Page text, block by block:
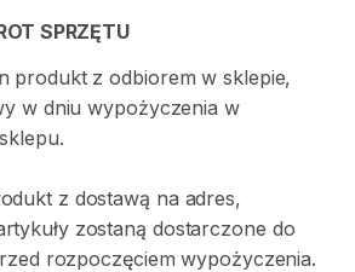
SPRZĘTU
produkt z odbiorem w sklepie,
w dniu wypożyczenia w
z dostawą na adres,
zostaną dostarczone do
rozpoczęciem wypożyczenia.